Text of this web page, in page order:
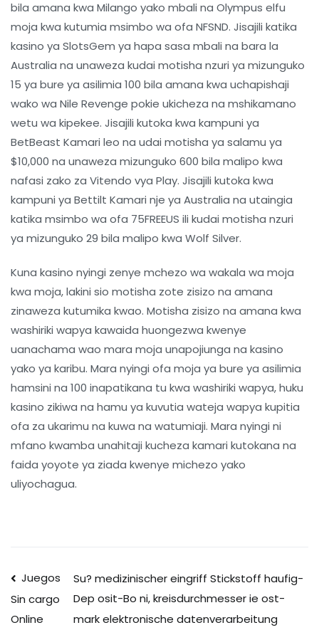
bila amana kwa Milango yako mbali na Olympus elfu
moja kwa kutumia msimbo wa ofa NFSND. Jisajili katika
kasino ya SlotsGem ya hapa sasa mbali na bara la
Australia na unaweza kudai motisha nzuri ya mizunguko
15 ya bure ya asilimia 100 bila amana kwa uchapishaji
wako wa Nile Revenge pokie ukicheza na mshikamano
wetu wa kipekee. Jisajili kutoka kwa kampuni ya
BetBeast Kamari leo na udai motisha ya salamu ya
$10,000 na unaweza mizunguko 600 bila malipo kwa
nafasi zako za Vitendo vya Play. Jisajili kutoka kwa
kampuni ya Bettilt Kamari nje ya Australia na utaingia
katika msimbo wa ofa 75FREEUS ili kudai motisha nzuri
ya mizunguko 29 bila malipo kwa Wolf Silver.
Kuna kasino nyingi zenye mchezo wa wakala wa moja
kwa moja, lakini sio motisha zote zisizo na amana
zinaweza kutumika kwao. Motisha zisizo na amana kwa
washiriki wapya kawaida huongezwa kwenye
uanachama wao mara moja unapojiunga na kasino
yako ya karibu. Mara nyingi ofa moja ya bure ya asilimia
hamsini na 100 inapatikana tu kwa washiriki wapya, huku
kasino zikiwa na hamu ya kuvutia wateja wapya kupitia
ofa za ukarimu na kuwa na watumiaji. Mara nyingi ni
mfano kwamba unahitaji kucheza kamari kutokana na
faida yoyote ya ziada kwenye michezo yako
uliyochagua.
Post
navigation
Juegos
Sin cargo
Online
Su? medizinischer eingriff Stickstoff haufig-
Dep osit-Bo ni, kreisdurchmesser ie ost-
mark elektronische datenverarbeitung